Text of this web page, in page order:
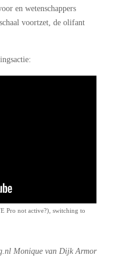
en wetenschappers
voortzet, de olifant
Pro not active?), switching to
Monique van Dijk Armor